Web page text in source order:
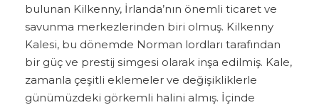
bulunan Kilkenny, İrlanda’nın önemli ticaret ve
savunma merkezlerinden biri olmuş. Kilkenny
Kalesi, bu dönemde Norman lordları tarafından
bir güç ve prestij simgesi olarak inşa edilmiş. Kale,
zamanla çeşitli eklemeler ve değişikliklerle
günümüzdeki görkemli halini almış. İçinde